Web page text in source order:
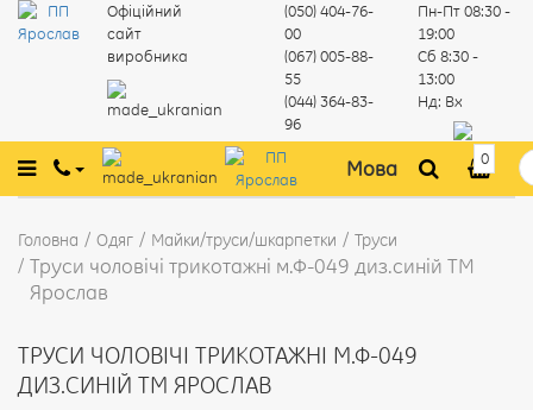
Офіційний
сайт
виробника
(050) 404-76-
00
(067) 005-88-
55
(044) 364-83-
96
Пн-Пт08:30 -
19:00
Сб 8:30 -
13:00
Нд: Вх
Мова 0
Головна Одяг Майки/труси/шкарпетки Труси
Труси чоловічі трикотажні м.Ф-049 диз.синій ТМ
Ярослав
ТРУСИ ЧОЛОВІЧІ ТРИКОТАЖНІ М.Ф-049
ДИЗ.СИНІЙ ТМ ЯРОСЛАВ